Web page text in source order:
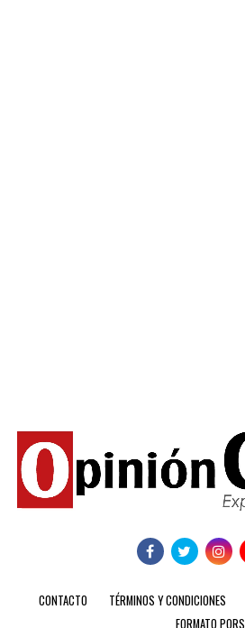
CONTACTO TÉRMINOS Y CONDICIONES
FORMATO PQRS